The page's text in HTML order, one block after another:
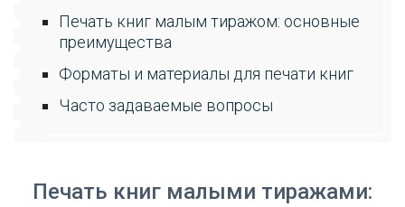
Печать книг малым тиражом: основные
преимущества
Форматы и материалы для печати книг
Часто задаваемые вопросы
Печать книг малыми тиражами: